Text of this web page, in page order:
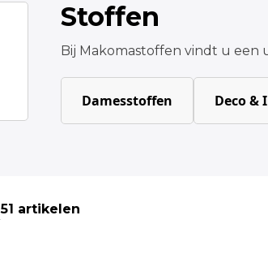
Stoffen
Bij Makomastoffen vindt u een
Damesstoffen Deco &
51 artikelen